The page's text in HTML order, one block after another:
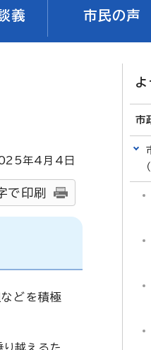
義 市民の声
年4月4日
で印刷
などを積極
よ
市